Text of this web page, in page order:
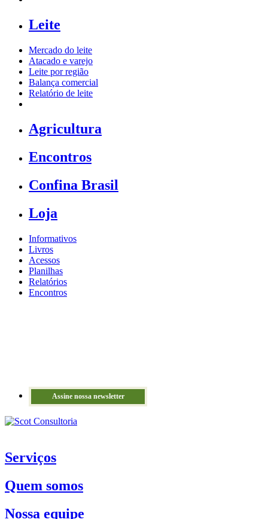
Leite
Mercado do leite
Atacado e varejo
Leite por região
Balança comercial
Relatório de leite
Agricultura
Encontros
Confina Brasil
Loja
Informativos
Livros
Acessos
Planilhas
Relatórios
Encontros
Assine nossa newsletter
Serviços
Quem somos
Nossa equipe